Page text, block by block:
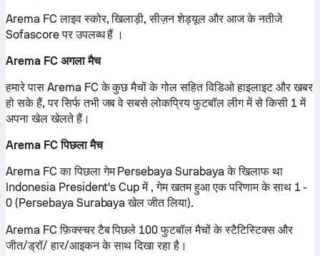
Arema FC लाइव स्कोर, खिलाड़ी, सीज़न शेड्यूल और आज के नतीजे
Sofascore पर उपलब्ध हैं ।
Arema FC अगला मैच
हमारे पास Arema FC के कुछ मैचों के गोल सहित विडिओ हाइलाइट और खबर
हो सके हैं, पर सिर्फ तभी जब वे सबसे लोकप्रिय फुटबॉल लीग में से किसी 1 में
अपना खेल खेलते हैं।
Arema FC पिछला मैच
Arema FC का पिछला गेम Persebaya Surabaya के खिलाफ था
Indonesia President's Cup में , गेम खतम हुआ एक परिणाम के साथ 1 -
0 (Persebaya Surabaya खेल जीत लिया).
Arema FC फ़िक्स्चर टैब पिछले 100 फुटबॉल मैचों के स्टैटिस्टिक्स और
जीत/ड्रॉ/ हार/आइकन के साथ दिखा रहा है।